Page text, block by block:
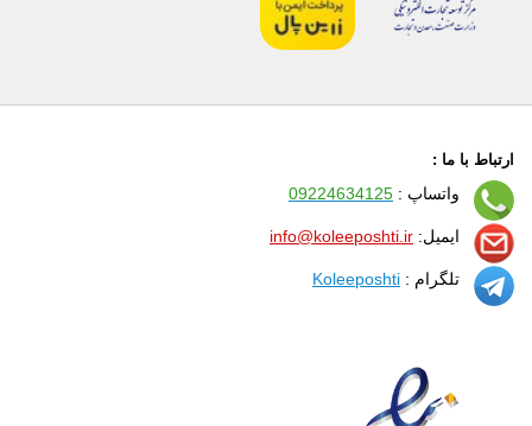
ارتباط با ما :
واتساپ : 09224634125
ایمیل: info@koleeposhti.ir
تلگرام : Koleeposhti